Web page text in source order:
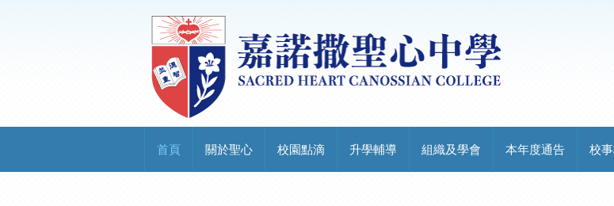
首頁 關於聖心 校園點滴 升學輔導 組織及學會 本年度通告 校